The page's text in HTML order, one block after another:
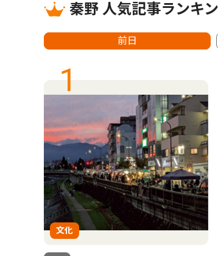
秦野 人気記事ランキ
前日
1
文化